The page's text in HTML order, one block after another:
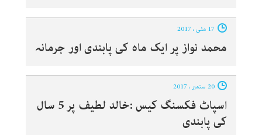
محمد نواز پر ایک ماہ کی پابندی اور جرمانہ
اسپاٹ فکسنگ کیس :خالد لطیف پر 5 سال
کی پابندی